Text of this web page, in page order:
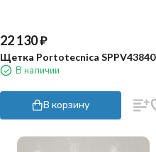
22 130₽
Щетка Portotecnica SPPV43840
В наличии
В корзину